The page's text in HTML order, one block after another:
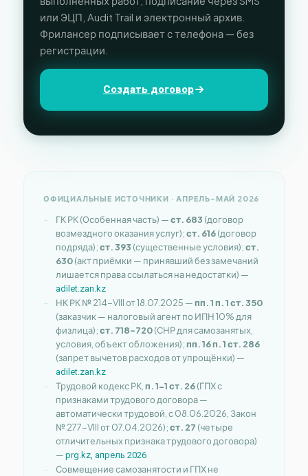
или ЭЦП, Audit Trail и электронный архив.
Фрилансер подписывает с телефона — без
регистрации.
Создать договор
ОФИЦИАЛЬНЫЕ ИСТОЧНИКИ · АПРЕЛЬ–МАЙ 2026
ГК РК (Особенная часть) —ст. 683 (договор
возмездного оказания услуг);ст. 616(договор
подряда);ст. 393 (существенные условия);ст.
630(акт приёмки — принявший без замечаний
лишается права ссылаться на недостатки) —
adilet.zan.kz
НК РК № 214-VIII от 18.07.2025 —пп. 1 п. 1 ст. 350
(заказчик — налоговый агент по ИПН 10% для
физлица);ст. 718–720(СНР для самозанятых,
условия, объект обложения);пп. 16 п. 1 ст. 286
(запрет вычетов расходов от упрощёнки) —
adilet.zan.kz
Трудовой кодекс РК, п. 1-1 ст. 26(ГПХ с
признаками трудового договора —
автоматически трудовой, с 08.06.2026, Закон
№ 277-VIII от 07.04.2026);ст. 27 (четыре
отличительных признака трудового договора)
— prg.kz, апрель 2026
Совмещение самозанятости и ГПХ не